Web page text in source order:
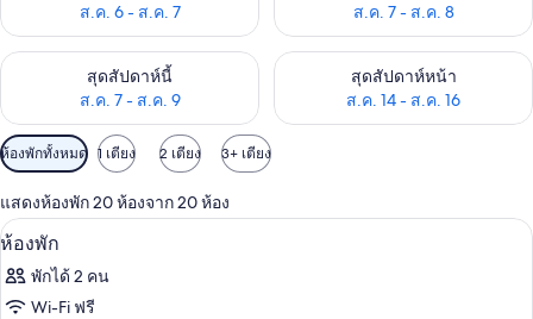
ส.ค. 6 - ส.ค. 7
ส.ค. 7 - ส.ค. 8
สุดสัปดาห์นี้
ส.ค. 7 - ส.ค. 9
ตรวจสอบจำนวนห้องพักว่างในสุดสัปดาห์นี้ ส.ค. 7 - ส.ค. 9
สุดสัปดาห์หน้า
ส.ค. 14 - ส.ค. 16
ตรวจสอบจำนวนห้องพักว่างใน
ตัว
กรอง
ที่
มี
ให้
สำหรับ
ห้องพักทั้งหมด 1 เตียง 2 เตียง 3+ เตียง
แสดงห้องพัก 20 ห้องจาก 20 ห้อง
เปิด
ภาพถ่าย
ทั้งหมด
เครื่องนอนระดับพรีเมียม, มินิบาร์ฟรีบ
4
ห้องพัก
พักได้ 2 คน
Wi-Fi ฟรี